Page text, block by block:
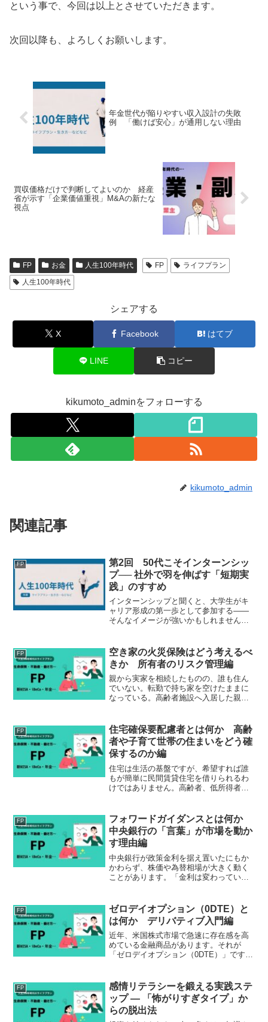
という事で、今回は以上とさせていただきます。
次回以降も、よろしくお願いします。
年金世代が陥りやすい収入設計の失敗
例 「働けば安心」が通用しない理由
買収価格だけで判断してよいのか 経産
省が示す「企業価値重視」M&Aの新たな
視点
FP お金 人生100年時代 FP
ライフプラン
人生100年時代
シェアする
X Facebook はてブ
LINE コピー
kikumoto_adminをフォローする
kikumoto_admin
関連記事
FP
第2回 50代こそインターンシッ
プ── 社外で羽を伸ばす「短期実
践」のすすめ
インターンシップと聞くと、大学生がキ
ャリア形成の第一歩として参加する――
そんなイメージが強いかもしれません。
す。定年延長や70歳雇用の努力義務化で
「働く期間」は長くなり...
FP
空き家の火災保険はどう考えるべ
きか 所有者のリスク管理編
親から実家を相続したものの、誰も住ん
でいない。転勤で持ち家を空けたままに
なっている。高齢者施設へ入居した親の
住んでいないから火災保険は必要ないと
考える人もいますが、実際...
FP
住宅確保要配慮者とは何か 高齢
者や子育て世帯の住まいをどう確
保するのか編
住宅は生活の基盤ですが、希望すれば誰
もが簡単に民間賃貸住宅を借りられるわ
けではありません。高齢者、低所得者、
り、希望する住宅を見つけにくかったり
する人がいます。こうした人...
FP
フォワードガイダンスとは何か
中央銀行の「言葉」が市場を動か
す理由編
中央銀行が政策金利を据え置いたにもか
かわらず、株価や為替相場が大きく動く
ことがあります。「金利は変わっていな
「言葉」にあります。近年の金融市場で
は、政策そのものだけでな...
FP
ゼロデイオプション（0DTE）と
は何か デリバティブ入門編
近年、米国株式市場で急速に存在感を高
めている金融商品があります。それが
「ゼロデイオプション（0DTE）」です。
値動きの背景として取り上げられること
も少なくありません。一...
FP
感情リテラシーを鍛える実践ステ
ップ ― 「怖がりすぎタイプ」か
らの脱出法